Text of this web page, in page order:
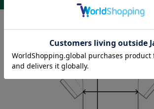
Width 80cm